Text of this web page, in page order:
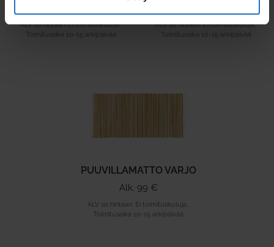
ALV sis hintaan. Ei toimituskuluja..
Toimitusaika 10-15 arkipäivää
ALV sis hintaan. Ei toimituskuluja..
Toimitusaika 10-15 arkipäivää
PUUVILLAMATTO VARJO
Alk. 99 €
ALV sis hintaan. Ei toimituskuluja..
Toimitusaika 10-15 arkipäivää